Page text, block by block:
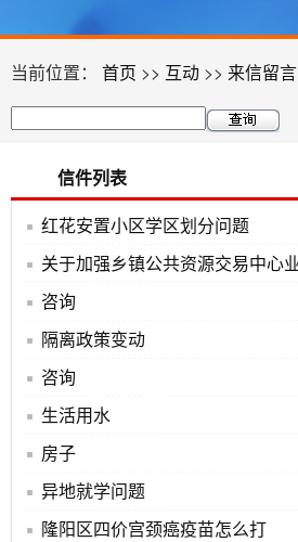
当前位置： 首页 >> 互动 >> 来信留言
信件列表
红花安置小区学区划分问题
咨询
隔离政策变动
咨询
生活用水
房子
异地就学问题
隆阳区四价宫颈癌疫苗怎么打